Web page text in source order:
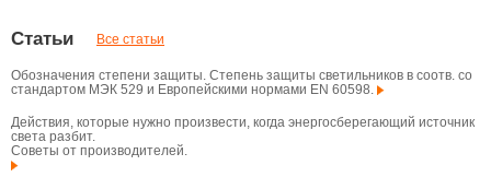
Статьи Все статьи
Обозначения степени защиты. Степень защиты светильников в соотв. со
стандартом МЭК 529 и Европейскими нормами EN 60598.
Действия, которые нужно произвести, когда энергосберегающий источник
света разбит.
Советы от производителей.